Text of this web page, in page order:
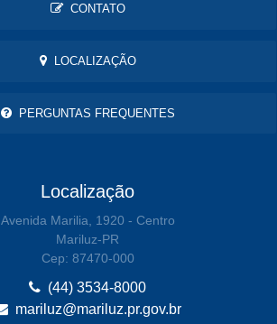
CONTATO
LOCALIZAÇÃO
PERGUNTAS FREQUENTES
Localização
Avenida Marilia, 1920 - Centro
Mariluz-PR
Cep: 87470-000
(44) 3534-8000
mariluz@mariluz.pr.gov.br